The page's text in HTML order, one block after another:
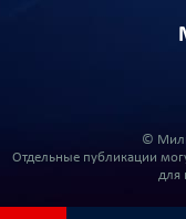
©
Отдельные публикации
для